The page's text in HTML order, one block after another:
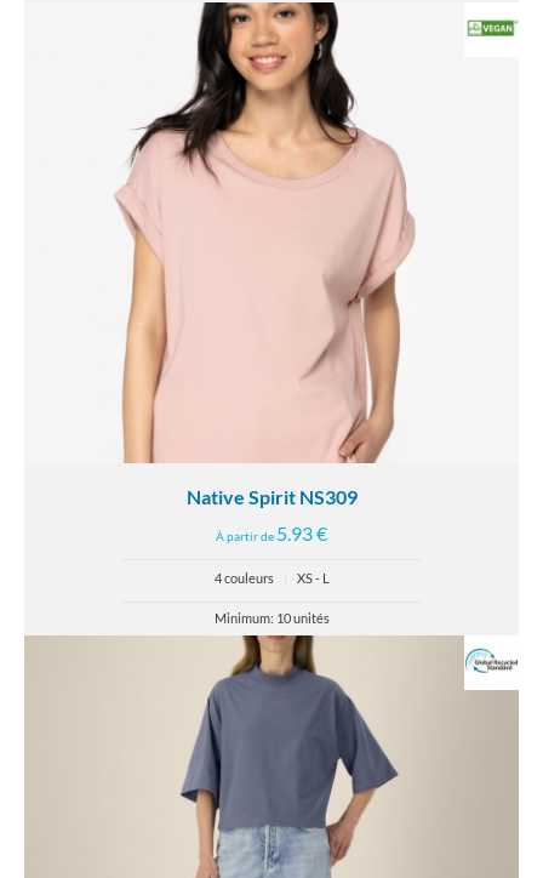
Native Spirit NS309
À partir de 5.93 €
4 couleurs XS - L
Minimum: 10 unités